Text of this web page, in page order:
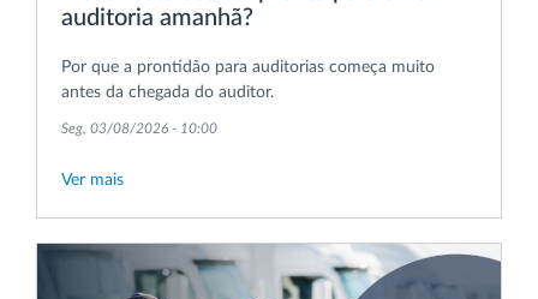
auditoria amanhã?
Por que a prontidão para auditorias começa muito
antes da chegada do auditor.
Seg, 03/08/2026 - 10:00
Ver mais